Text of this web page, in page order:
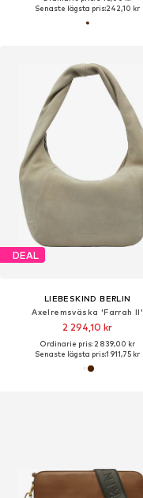
Senaste lägsta pris:242,10 kr
DEAL
LIEBESKIND BERLIN
Axelremsväska 'Farrah II'
2 294,10 kr
Ordinarie pris: 2 839,00 kr
Senaste lägsta pris:1 911,75 kr